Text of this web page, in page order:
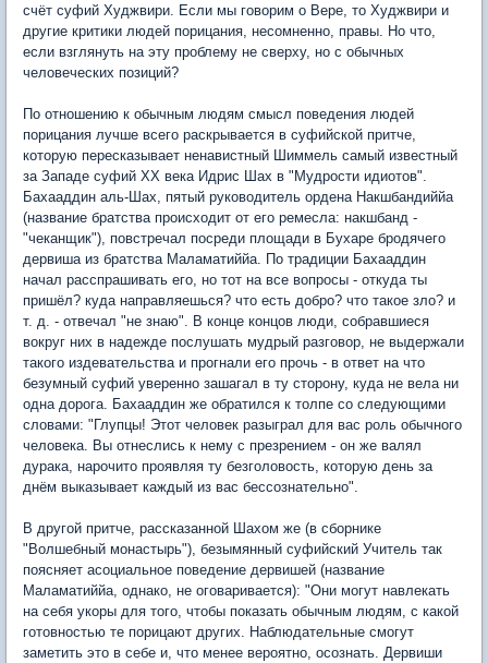
счёт суфий Худжвири. Если мы говорим о Вере, то Худжвири и
другие критики людей порицания, несомненно, правы. Но что,
если взглянуть на эту проблему не сверху, но с обычных
человеческих позиций?
По отношению к обычным людям смысл поведения людей
порицания лучше всего раскрывается в суфийской притче,
которую пересказывает ненавистный Шиммель самый известный
за Западе суфий XX века Идрис Шах в "Мудрости идиотов".
Бахааддин аль-Шах, пятый руководитель ордена Накшбандиййа
(название братства происходит от его ремесла: накшбанд -
"чеканщик"), повстречал посреди площади в Бухаре бродячего
дервиша из братства Маламатиййа. По традиции Бахааддин
начал расспрашивать его, но тот на все вопросы - откуда ты
пришёл? куда направляешься? что есть добро? что такое зло? и
т. д. - отвечал "не знаю". В конце концов люди, собравшиеся
вокруг них в надежде послушать мудрый разговор, не выдержали
такого издевательства и прогнали его прочь - в ответ на что
безумный суфий уверенно зашагал в ту сторону, куда не вела ни
одна дорога. Бахааддин же обратился к толпе со следующими
словами: "Глупцы! Этот человек разыграл для вас роль обычного
человека. Вы отнеслись к нему с презрением - он же валял
дурака, нарочито проявляя ту безголовость, которую день за
днём выказывает каждый из вас бессознательно".
В другой притче, рассказанной Шахом же (в сборнике
"Волшебный монастырь"), безымянный суфийский Учитель так
поясняет асоциальное поведение дервишей (название
Маламатиййа, однако, не оговаривается): "Они могут навлекать
на себя укоры для того, чтобы показать обычным людям, с какой
готовностью те порицают других. Наблюдательные смогут
заметить это в себе и, что менее вероятно, осознать. Дервиши